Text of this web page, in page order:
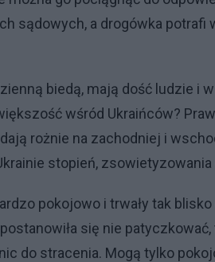
sądowych, a drogówka
biedą, mają dość ludzie i
wśród Ukraińców?
rożnie na zachodniej i
stopień,
pokojowo i trwały tak
postanowiła się nie
do stracenia. Mogą tylko